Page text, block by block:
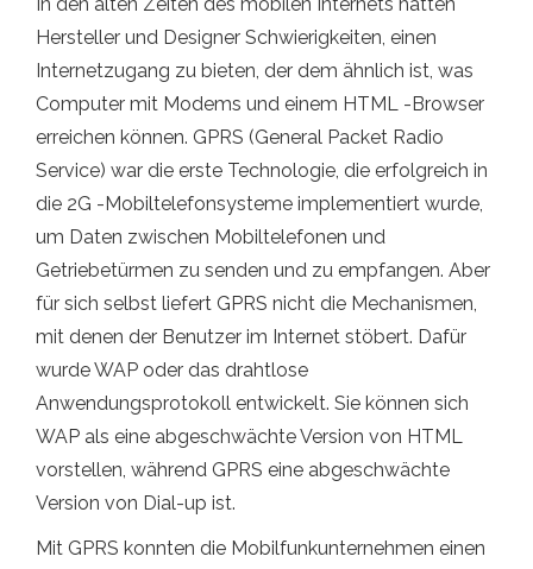
Hersteller und Designer Schwierigkeiten, einen
Internetzugang zu bieten, der dem ähnlich ist, was
Computer mit Modems und einem HTML -Browser
erreichen können. GPRS (General Packet Radio
Service) war die erste Technologie, die erfolgreich in
die 2G -Mobiltelefonsysteme implementiert wurde,
um Daten zwischen Mobiltelefonen und
Getriebetürmen zu senden und zu empfangen. Aber
für sich selbst liefert GPRS nicht die Mechanismen,
mit denen der Benutzer im Internet stöbert. Dafür
wurde WAP oder das drahtlose
Anwendungsprotokoll entwickelt. Sie können sich
WAP als eine abgeschwächte Version von HTML
vorstellen, während GPRS eine abgeschwächte
Version von Dial-up ist.
Mit GPRS konnten die Mobilfunkunternehmen einen